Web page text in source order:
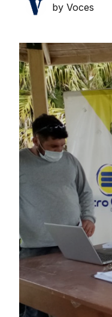
by Voces